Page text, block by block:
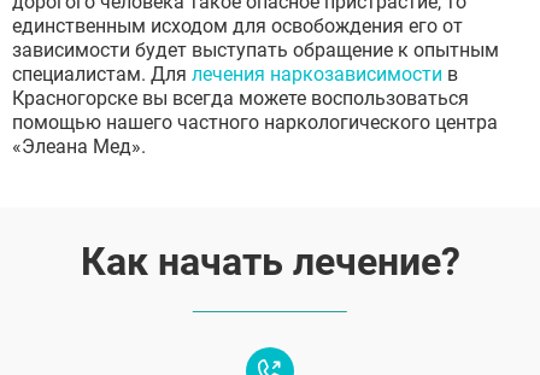
единственным исходом для освобождения его от
зависимости будет выступать обращение к опытным
специалистам. Для лечения наркозависимости в
Красногорске вы всегда можете воспользоваться
помощью нашего частного наркологического центра
«Элеана Мед».
Как начать лечение?